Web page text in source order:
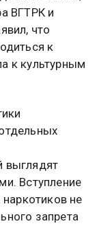
ВГТРК и
что
к
к культурным
выглядят
Вступление
не
запрета